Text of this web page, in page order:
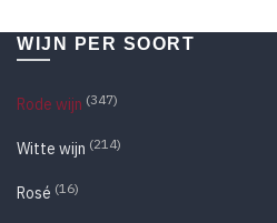
WIJN PER SOORT
Rode wijn (347)
Witte wijn (214)
Rosé (16)